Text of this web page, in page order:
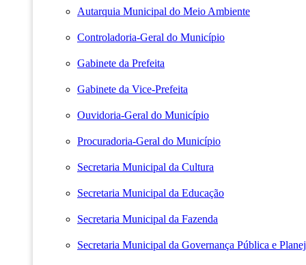
Autarquia Municipal do Meio Ambiente
Controladoria-Geral do Município
Gabinete da Prefeita
Gabinete da Vice-Prefeita
Ouvidoria-Geral do Município
Procuradoria-Geral do Município
Secretaria Municipal da Cultura
Secretaria Municipal da Educação
Secretaria Municipal da Fazenda
Secretaria Municipal da Governança Pública e